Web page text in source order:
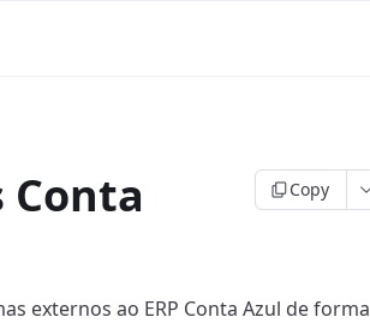
Conta
Copy
externos ao ERP Conta Azul de forma